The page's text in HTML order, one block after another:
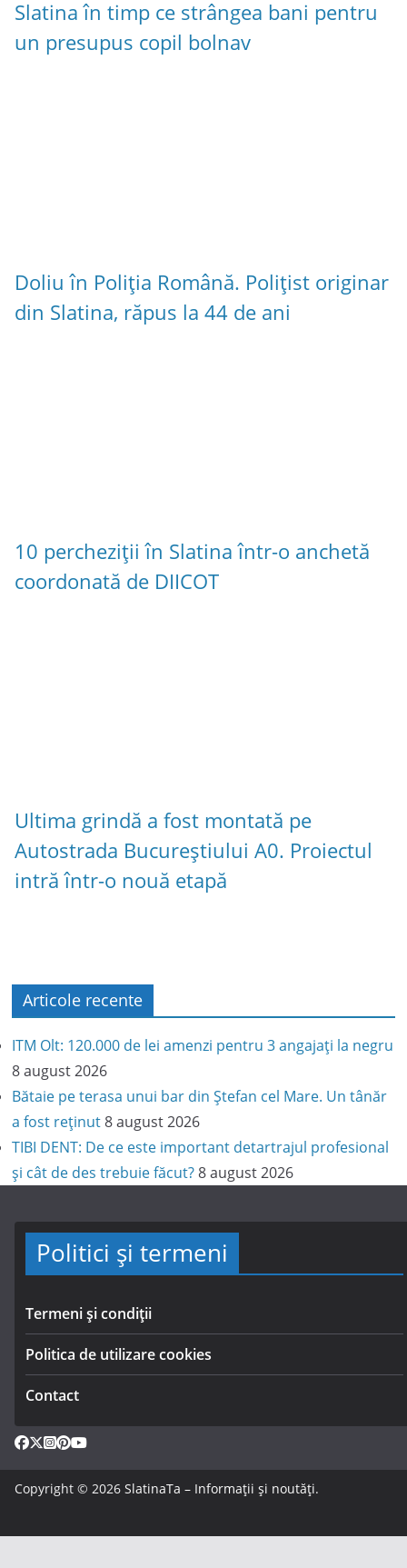
Slatina în timp ce strângea bani pentru
un presupus copil bolnav
Doliu în Poliția Română. Polițist originar
din Slatina, răpus la 44 de ani
10 percheziții în Slatina într-o anchetă
coordonată de DIICOT
Ultima grindă a fost montată pe
Autostrada Bucureștiului A0. Proiectul
intră într-o nouă etapă
Articole recente
ITM Olt: 120.000 de lei amenzi pentru 3 angajați la negru
8 august 2026
Bătaie pe terasa unui bar din Ștefan cel Mare. Un tânăr
a fost reținut 8 august 2026
TIBI DENT: De ce este important detartrajul profesional
și cât de des trebuie făcut? 8 august 2026
Politici și termeni
Termeni și condiții
Politica de utilizare cookies
Contact
Copyright © 2026 SlatinaTa – Informații și noutăți.